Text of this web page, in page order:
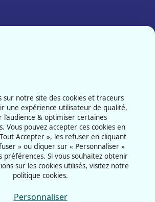
sur notre site des cookies et traceurs
une expérience utilisateur de qualité,
l’audience & optimiser certaines
Vous pouvez accepter ces cookies en
Accepter », les refuser en cliquant
» ou cliquer sur « Personnaliser »
préférences. Si vous souhaitez obtenir
sur les cookies utilisés, visitez notre
politique cookies.
Personnaliser